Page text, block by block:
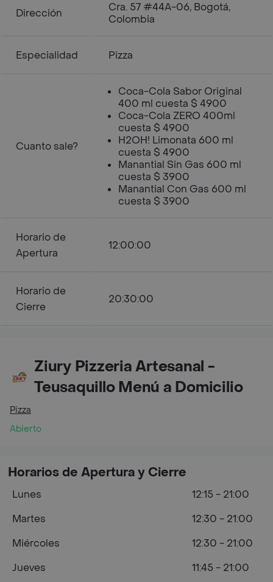
Dirección
Cra. 57 #44A-06, Bogotá,
Colombia
Especialidad Pizza
Cuanto sale?
Coca-Cola Sabor Original
400 ml cuesta $ 4900
Coca-Cola ZERO 400ml
cuesta $ 4900
H2OH! Limonata 600 ml
cuesta $ 4900
Manantial Sin Gas 600 ml
cuesta $ 3900
Manantial Con Gas 600 ml
cuesta $ 3900
Horario de
Apertura
12:00:00
Horario de
Cierre
20:30:00
Ziury Pizzeria Artesanal -
Teusaquillo Menú a Domicilio
Pizza
Abierto
Horarios de Apertura y Cierre
Lunes
12:15 - 21:00
Martes
12:30 - 21:00
Miércoles
12:30 - 21:00
Jueves
11:45 - 21:00